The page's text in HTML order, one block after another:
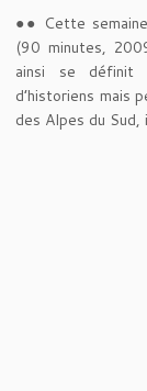
●● Cette
(90 minutes,
ainsi se définit
d’historiens mais
des Alpes du